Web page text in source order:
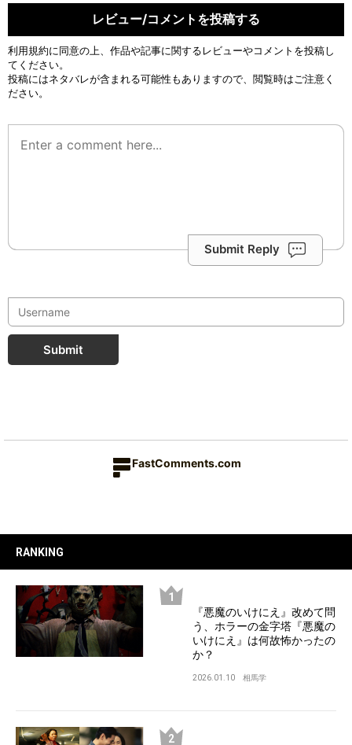
レビュー/コメントを投稿する
利用規約に同意の上、作品や記事に関するレビューやコメントを投稿し
てください。
投稿にはネタバレが含まれる可能性もありますので、閲覧時はご注意く
ださい。
Submit Reply
Submit
FastComments.com
RANKING
『悪魔のいけにえ』改めて問
う、ホラーの金字塔『悪魔の
いけにえ』は何故怖かったの
か？
2026.01.10 相馬学